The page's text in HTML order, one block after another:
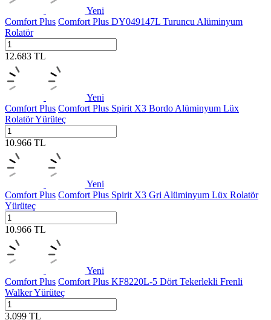
Yeni
Comfort Plus Comfort Plus DY049147L Turuncu Alüminyum
Rolatör
12.683 TL
Yeni
Comfort Plus Comfort Plus Spirit X3 Bordo Alüminyum Lüx
Rolatör Yürüteç
10.966 TL
Yeni
Comfort Plus Comfort Plus Spirit X3 Gri Alüminyum Lüx Rolatör
Yürüteç
10.966 TL
Yeni
Comfort Plus Comfort Plus KF8220L-5 Dört Tekerlekli Frenli
Walker Yürüteç
3.099 TL